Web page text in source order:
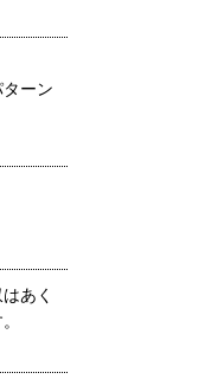
ーン
あく